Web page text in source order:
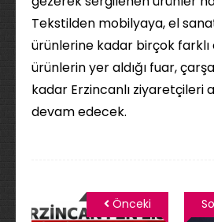
Tekstilden mobilyaya, el
ürünlerine kadar birçok
ürünlerin yer aldığı fuar,
kadar Erzincanlı ziyaretçileri
devam edecek.
Önceki